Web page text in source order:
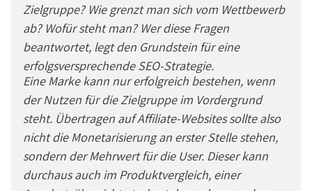
Zielgruppe? Wie grenzt man sich vom Wettbewerb
ab? Wofür steht man? Wer diese Fragen
beantwortet, legt den Grundstein für eine
erfolgsversprechende SEO-Strategie.
Eine Marke kann nur erfolgreich bestehen, wenn
der Nutzen für die Zielgruppe im Vordergrund
steht. Übertragen auf Affiliate-Websites sollte also
nicht die Monetarisierung an erster Stelle stehen,
sondern der Mehrwert für die User. Dieser kann
durchaus auch im Produktvergleich, einer